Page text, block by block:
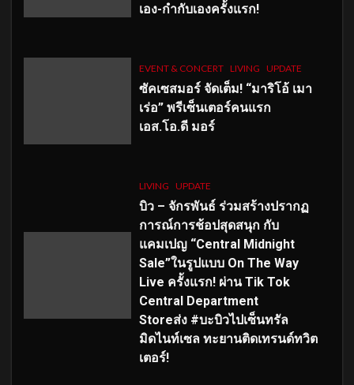
เอง-กำกับเองครั้งแรก!
EVENT & CONCERT LIVING UPDATE
ซัคเซสมอร์ จัดเต็ม! “มาริโอ้ เมา
เร่อ” พรีเซ็นเตอร์คนแรก
เอส.โอ.ดี มอร์
LIVING UPDATE
บิว – จักรพันธ์ ร่วมสร้างปรากฏ
การณ์การช้อปสุดสนุก กับ
แคมเปญ “Central Midnight
Sale”ในรูปแบบ On The Way
Live ครั้งแรก! ผ่าน Tik Tok
Central Department
Storeส่ง #บะบิวไปเซ็นทรัล
มิดไนท์เซล ทะยานติดเทรนด์ทวิต
เตอร์!